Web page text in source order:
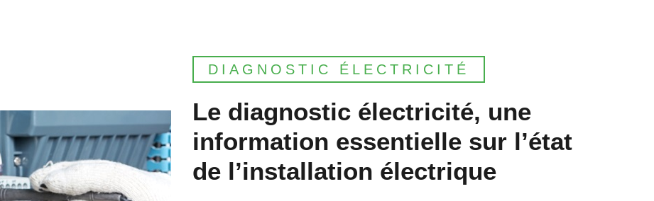
DIAGNOSTIC ÉLECTRICITÉ
Le diagnostic électricité, une
information essentielle sur l’état
de l’installation électrique